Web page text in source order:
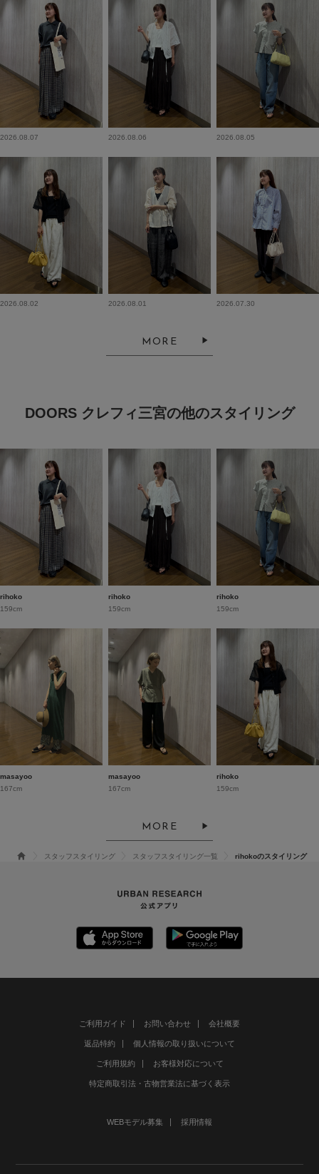
2026.08.07 2026.08.06 2026.08.05
2026.08.02 2026.08.01 2026.07.30
MORE
DOORS クレフィ三宮の他のスタイリング
rihoko
159cm
rihoko
159cm
rihoko
159cm
masayoo
167cm
masayoo
167cm
rihoko
159cm
MORE
スタッフスタイリング スタッフスタイリング一覧 rihokoのスタイリング
ご利用ガイド お問い合わせ 会社概要
返品特約 個人情報の取り扱いについて
ご利用規約 お客様対応について
特定商取引法・古物営業法に基づく表示
WEBモデル募集 採用情報